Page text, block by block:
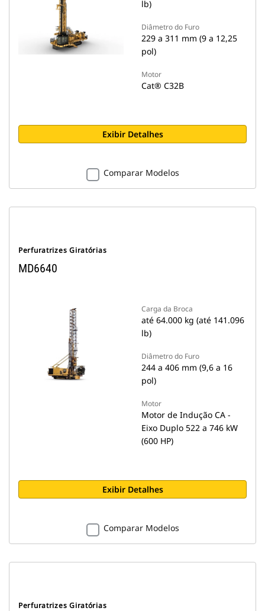
lb)
Diâmetro do Furo
229 a 311 mm (9 a 12,25
pol)
Motor
Cat® C32B
Exibir Detalhes
Comparar Modelos
Perfuratrizes Giratórias
MD6640
Carga da Broca
até 64.000 kg (até 141.096
lb)
Diâmetro do Furo
244 a 406 mm (9,6 a 16
pol)
Motor
Motor de Indução CA -
Eixo Duplo 522 a 746 kW
(600 HP)
Exibir Detalhes
Comparar Modelos
Perfuratrizes Giratórias